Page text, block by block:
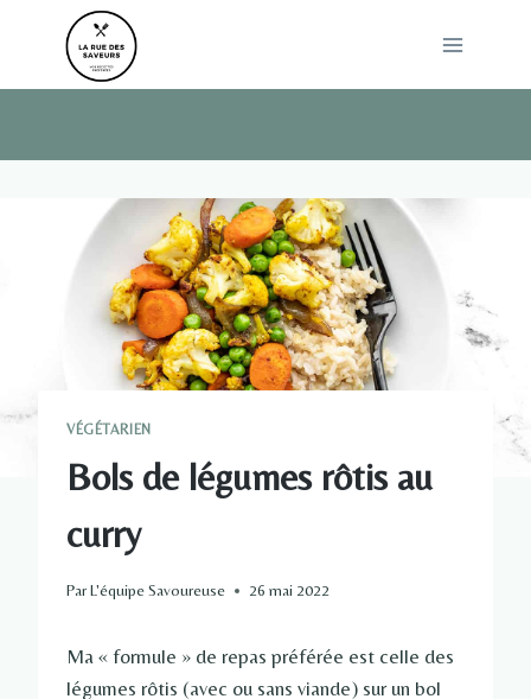
VÉGÉTARIEN
Bols de légumes rôtis au
curry
ParL'équipe Savoureuse 26 mai 2022
Ma « formule » de repas préférée est celle des
légumes rôtis (avec ou sans viande) sur un bol